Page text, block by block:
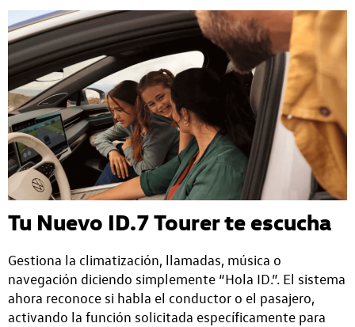
Tu Nuevo ID.7 Tourer te escucha
Gestiona la climatización, llamadas, música o
navegación diciendo simplemente “Hola ID.”. El sistema
ahora reconoce si habla el conductor o el pasajero,
activando la función solicitada específicamente para